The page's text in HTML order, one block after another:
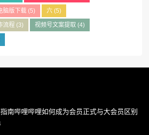
脑版下载(5) 六 (5)
流程 (3) 视频号文案提取 (4)
南哔哩哔哩如何成为会员正式与大会员区别